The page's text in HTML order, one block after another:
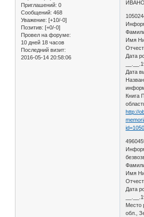
Приглашений: 0
Сообщений: 468
Уважение: [+10/-0]
Позитив: [+0/-0]
Провел на форуме:
10 дней 18 часов
Последний визит:
2016-05-14 20:58:06
Имя
Дата
Дата
Книга
http://
Имя
Дата
Место
обл.,